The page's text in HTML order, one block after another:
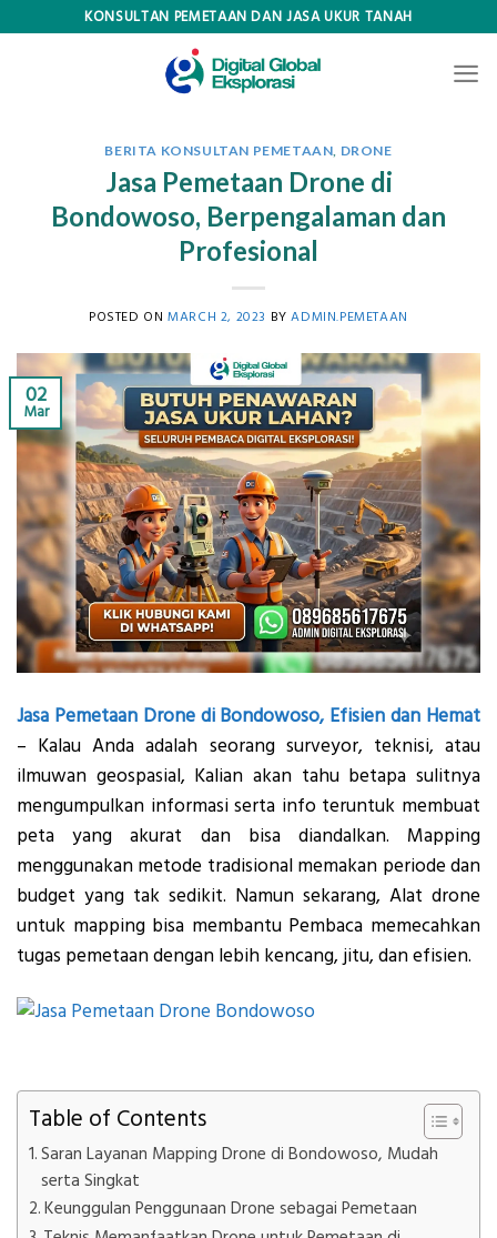
KONSULTAN PEMETAAN DAN JASA UKUR TANAH
BERITA KONSULTAN PEMETAAN, DRONE
Jasa Pemetaan Drone di
Bondowoso, Berpengalaman dan
Profesional
POSTED ONMARCH 2, 2023 BYADMIN.PEMETAAN
02
Mar
Jasa Pemetaan Drone di Bondowoso, Efisien dan Hemat
– Kalau Anda adalah seorang surveyor, teknisi, atau
ilmuwan geospasial, Kalian akan tahu betapa sulitnya
mengumpulkan informasi serta info teruntuk membuat
peta yang akurat dan bisa diandalkan. Mapping
menggunakan metode tradisional memakan periode dan
budget yang tak sedikit. Namun sekarang, Alat drone
untuk mapping bisa membantu Pembaca memecahkan
tugas pemetaan dengan lebih kencang, jitu, dan efisien.
Table of Contents
Saran Layanan Mapping Drone di Bondowoso, Mudah
serta Singkat
Keunggulan Penggunaan Drone sebagai Pemetaan